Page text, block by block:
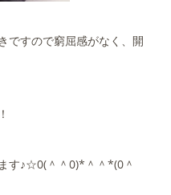
ですので窮屈感がなく、開
す♪☆0(＾＾0)*＾＾*(0＾